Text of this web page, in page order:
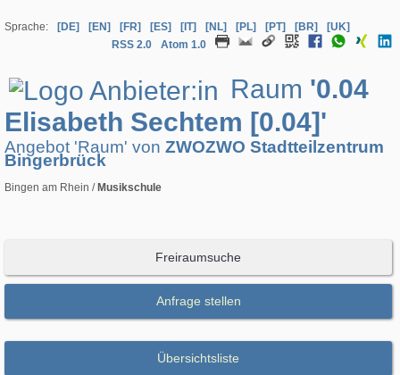
Sprache: [DE] [EN] [FR] [ES] [IT] [NL] [PL] [PT] [BR]
[UK]
RSS 2.0
Atom 1.0
Raum '0.04
Elisabeth Sechtem [0.04]'
Angebot 'Raum' von ZWOZWO Stadtteilzentrum
Bingerbrück
Bingen am Rhein / Musikschule
Freiraumsuche
Anfrage stellen
Übersichtsliste